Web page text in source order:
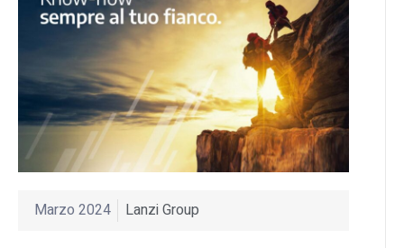
Marzo 2024 Lanzi Group